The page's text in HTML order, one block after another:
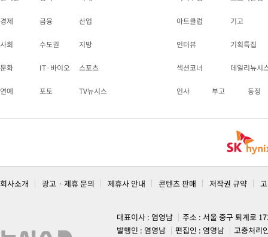
경제 금융 산업
사회 수도권 지방
문화 IT·바이오 스포츠
연예 포토 TV뉴시스
아트클럽 기고
인터뷰 기획특집
섹션코너 데일리뉴시
인사 부고 동정
회사소개 광고 · 제휴 문의 제휴사 안내 콘텐츠 판매 저작권 규약
대표이사 : 염영남
주소 : 서울 중구 퇴계로
발행인 : 염영남
편집인 : 염영남
고충처리